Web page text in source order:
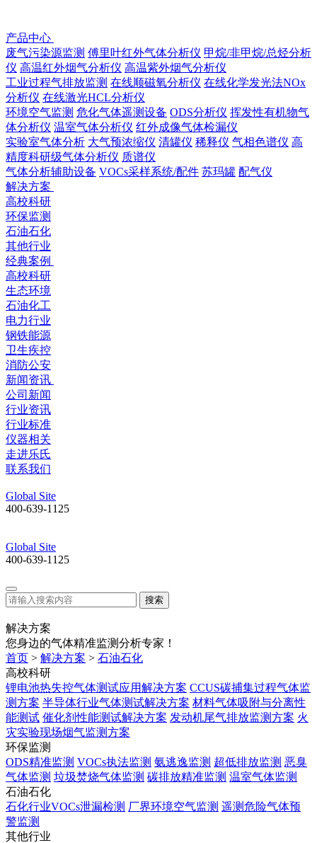
产品中心
废气污染源监测 傅里叶红外气体分析仪 甲烷/非甲烷/总烃分析
仪 高温红外烟气分析仪 高温紫外烟气分析仪
工业过程气排放监测 在线顺磁氧分析仪 在线化学发光法NOx
分析仪 在线激光HCL分析仪
环境空气监测 危化气体遥测设备 ODS分析仪 挥发性有机物⽓
体分析仪 温室⽓体分析仪 红外成像气体检漏仪
实验室气体分析 大气预浓缩仪 清罐仪 稀释仪 气相色谱仪 高
精度科研级⽓体分析仪 质谱仪
气体分析辅助设备 VOCs采样系统/配件 苏玛罐 配气仪
解决方案
高校科研
环保监测
石油石化
其他行业
经典案例
高校科研
生态环境
石油化工
电力行业
钢铁能源
卫生疾控
消防公安
新闻资讯
公司新闻
行业资讯
行业标准
仪器相关
走进乐氏
联系我们
Global Site
400-639-1125
Global Site
400-639-1125
搜索
解决方案
您身边的气体精准监测分析专家！
首页 > 解决方案 > 石油石化
高校科研
锂电池热失控气体测试应用解决方案 CCUS碳捕集过程气体监
测方案 半导体行业气体测试解决方案 材料气体吸附与分离性
能测试 催化剂性能测试解决方案 发动机尾气排放监测方案 火
灾实验现场烟气监测方案
环保监测
ODS精准监测 VOCs执法监测 氨逃逸监测 超低排放监测 恶臭
气体监测 垃圾焚烧气体监测 碳排放精准监测 温室气体监测
石油石化
石化行业VOCs泄漏检测 厂界环境空气监测 遥测危险气体预
警监测
其他行业